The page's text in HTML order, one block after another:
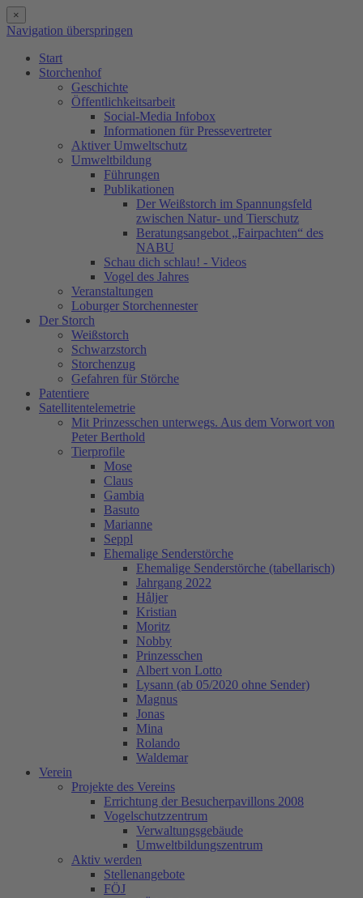
×
Navigation überspringen
Start
Storchenhof
Geschichte
Öffentlichkeitsarbeit
Social-Media Infobox
Informationen für Pressevertreter
Aktiver Umweltschutz
Umweltbildung
Führungen
Publikationen
Der Weißstorch im Spannungsfeld
zwischen Natur- und Tierschutz
Beratungsangebot „Fairpachten“ des
NABU
Schau dich schlau! - Videos
Vogel des Jahres
Veranstaltungen
Loburger Storchennester
Der Storch
Weißstorch
Schwarzstorch
Storchenzug
Gefahren für Störche
Patentiere
Satellitentelemetrie
Mit Prinzesschen unterwegs. Aus dem Vorwort von
Peter Berthold
Tierprofile
Mose
Claus
Gambia
Basuto
Marianne
Seppl
Ehemalige Senderstörche
Ehemalige Senderstörche (tabellarisch)
Jahrgang 2022
Håljer
Kristian
Moritz
Nobby
Prinzesschen
Albert von Lotto
Lysann (ab 05/2020 ohne Sender)
Magnus
Jonas
Mina
Rolando
Waldemar
Verein
Projekte des Vereins
Errichtung der Besucherpavillons 2008
Vogelschutzzentrum
Verwaltungsgebäude
Umweltbildungszentrum
Aktiv werden
Stellenangebote
FÖJ